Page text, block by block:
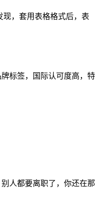
，套用表格格式后，表
标签，国际认可度高，特
人都要离职了，你还在那